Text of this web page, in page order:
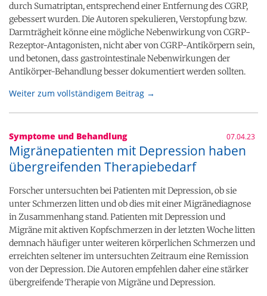
durch Sumatriptan, entsprechend einer Entfernung des CGRP,
gebessert wurden. Die Autoren spekulieren, Verstopfung bzw.
Darmträgheit könne eine mögliche Nebenwirkung von CGRP-
Rezeptor-Antagonisten, nicht aber von CGRP-Antikörpern sein,
und betonen, dass gastrointestinale Nebenwirkungen der
Antikörper-Behandlung besser dokumentiert werden sollten.
Weiter zum vollständigem Beitrag →
Symptome und Behandlung 07.04.23
Migränepatienten mit Depression haben
übergreifenden Therapiebedarf
Forscher untersuchten bei Patienten mit Depression, ob sie
unter Schmerzen litten und ob dies mit einer Migränediagnose
in Zusammenhang stand. Patienten mit Depression und
Migräne mit aktiven Kopfschmerzen in der letzten Woche litten
demnach häufiger unter weiteren körperlichen Schmerzen und
erreichten seltener im untersuchten Zeitraum eine Remission
von der Depression. Die Autoren empfehlen daher eine stärker
übergreifende Therapie von Migräne und Depression.